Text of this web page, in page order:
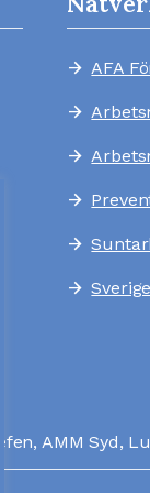
arrow_forward AFA
arrow_forward
arrow_forward
arrow_forward
arrow_forward
arrow_forward
AMM Syd,